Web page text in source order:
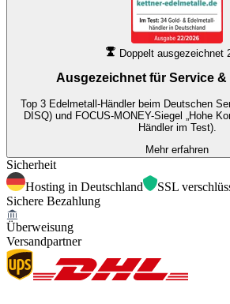
Doppelt ausgezeichnet
Ausgezeichnet für Service &
Top 3 Edelmetall-Händler beim Deutschen
DISQ) und FOCUS-MONEY-Siegel „Hohe
Händler im Test).
Mehr erfahren
Sicherheit
Hosting in Deutschland
SSL
Sichere Bezahlung
Überweisung
Versandpartner